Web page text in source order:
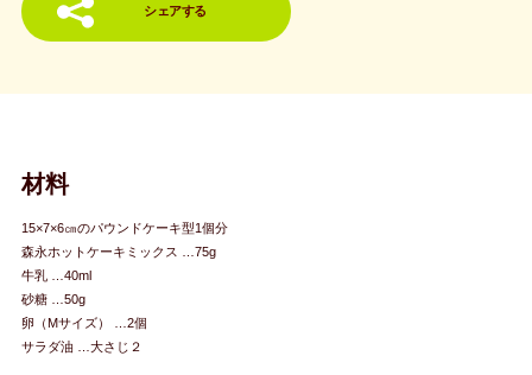
シェアする
材料
15×7×6㎝のパウンドケーキ型1個分
森永ホットケーキミックス …75g
牛乳 …40ml
砂糖 …50g
卵（Mサイズ） …2個
サラダ油 …大さじ２